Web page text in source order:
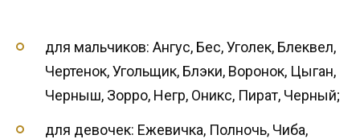
для мальчиков: Ангус, Бес, Уголек, Блеквел,
Чертенок, Угольщик, Блэки, Воронок, Цыган,
Черныш, Зорро, Негр, Оникс, Пират, Черный;
для девочек: Ежевичка, Полночь, Чиба,